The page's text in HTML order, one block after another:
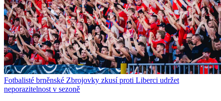
Fotbalisté brněnské Zbrojovky zkusí proti Liberci udržet
neporazitelnost v sezoně